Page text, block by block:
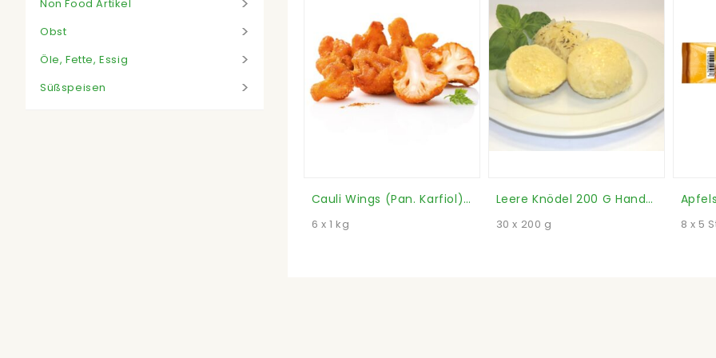
Cauli Wings (pan. Karfiol) (Karton)
6 x 1 kg
Leere Knödel 200 G Handgemacht (Karton)
30 x 200 g 8 x 5
Non Food Artikel
Obst
Öle, Fette, Essig
Süßspeisen